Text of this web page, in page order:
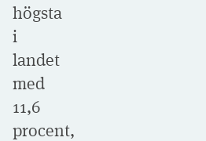
högsta
i
landet
med
11,6
procent,